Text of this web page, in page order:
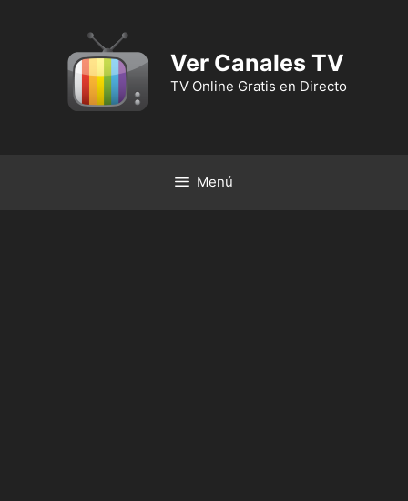
Ver Canales TV
TV Online Gratis en Directo
Menú